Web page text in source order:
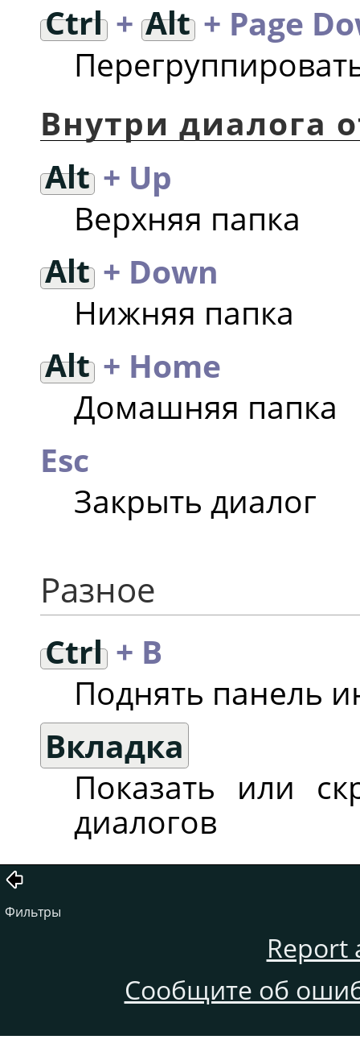
Ctrl+ Alt + Page
Внутри диалога
Alt+ Up
Верхняя папка
Alt+ Down
Нижняя папка
Alt+ Home
Домашняя папка
Esc
Закрыть диалог
Разное
Ctrl+ B
Поднять панель
Вкладка
Показать или
диалогов
Фильтры
Report
Сообщите об